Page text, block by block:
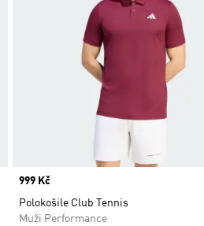
Price
999 Kč
Polokošile Club Tennis
Muži Performance